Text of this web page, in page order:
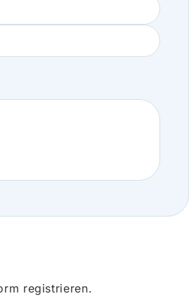
registrieren.